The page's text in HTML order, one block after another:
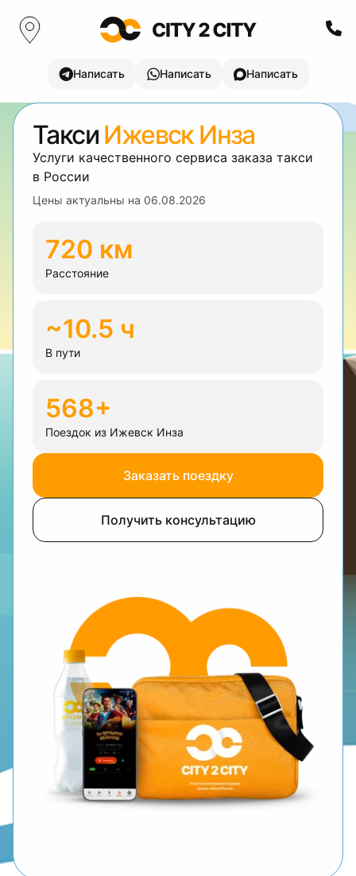
Написать Написать Написать
Такси Ижевск Инза
Услуги качественного сервиса заказа такси
в России
Цены актуальны на 06.08.2026
720 км
Расстояние
~10.5 ч
В пути
568+
Поездок из Ижевск Инза
Заказать поездку
Получить консультацию